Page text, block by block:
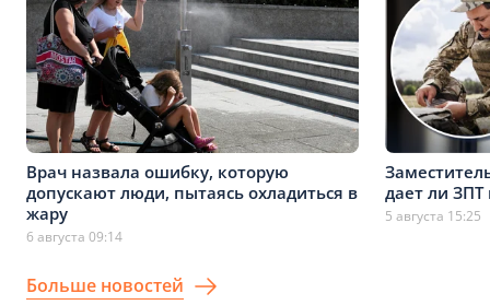
Врач назвала ошибку, которую
допускают люди, пытаясь охладиться в
жару
6 августа 09:14
дает ли ЗПТ
5 августа 15:25
Больше новостей